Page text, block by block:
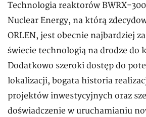
Technologia reaktorów BWRX-
Nuclear Energy, na którą
ORLEN, jest obecnie najbardziej
świecie technologią na drodze do
Dodatkowo szeroki dostęp do
lokalizacji, bogata historia
projektów inwestycyjnych oraz
doświadczenie w uruchamianiu